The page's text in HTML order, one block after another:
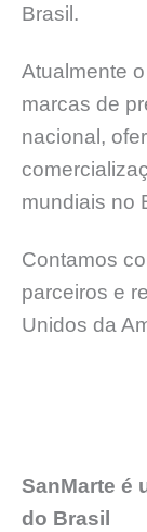
Brasil.
Atualmente
marcas de
nacional,
mundiais no
Contamos
parceiros e
Unidos da
SanMarte é
do Brasil